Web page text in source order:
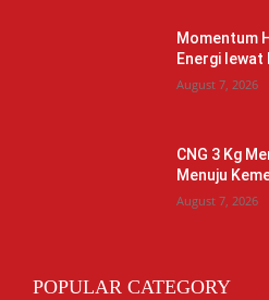
Momentum
Energi lewat
August 7, 2026
CNG 3 Kg
Menuju
August 7, 2026
POPULAR CATEGORY